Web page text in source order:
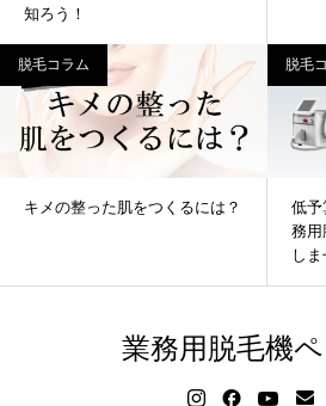
知ろう！
脱毛コラム
キメの整った肌をつくるには？
脱毛
低予
務用
しま
業務用脱毛機